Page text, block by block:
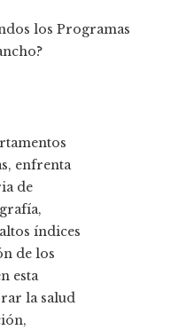
los Programas
enfrenta
de
índices
de los
esta
la salud